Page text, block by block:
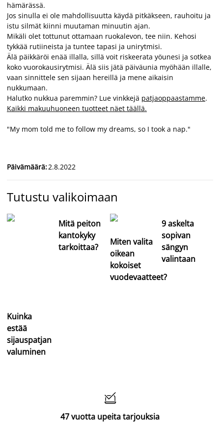
hämärässä.
Jos sinulla ei ole mahdollisuutta käydä pitkäkseen, rauhoitu ja
istu silmät kiinni muutaman minuutin ajan.
Mikäli olet tottunut ottamaan ruokalevon, tee niin. Kehosi
tykkää rutiineista ja tuntee tapasi ja unirytmisi.
Älä päikkäröi enää illalla, sillä voit riskeerata yöunesi ja sotkea
koko vuorokausirytmisi. Älä siis jätä päiväunia myöhään illalle,
vaan sinnittele sen sijaan hereillä ja mene aikaisin
nukkumaan.
Halutko nukkua paremmin? Lue vinkkejä patjaoppaastamme.
Kaikki makuuhuoneen tuotteet näet täällä.
"My mom told me to follow my dreams, so I took a nap."
Päivämäärä:2.8.2022
Tutustu valikoimaan
Kuinka
estää
sijauspatjan
valuminen
Mitä peiton
kantokyky
tarkoittaa?
Miten valita
oikean
kokoiset
vuodevaatteet?
9 askelta
sopivan
sängyn
valintaan

47 vuotta upeita tarjouksia